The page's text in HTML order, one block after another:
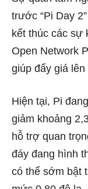
trước “Pi Day
kết thúc các sự
Open Network
giúp đẩy giá
Hiện tại, Pi
giảm khoảng
hỗ trợ quan
đáy đang hình
có thể sớm bật